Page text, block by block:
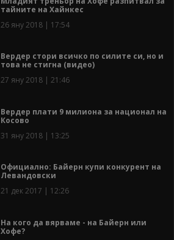
тайните на Хайнкес
26 яну 2018 | 17:54
Вердер стори всичко по силите си, но и
това не стигна (видео)
27 яну 2018 | 21:46
Вердер плати 9 милиона за национал на
Косово
31 яну 2018 | 13:25
Официално: Байерн купи конкурент на
Левандовски
21 дек 2017 | 12:26
На кого да вярваме - на Байерн или
Хофе?